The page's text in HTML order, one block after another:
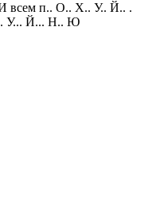
И всем п.. О.. Х.. У.. Й.. .
У... Й... Н.. Ю